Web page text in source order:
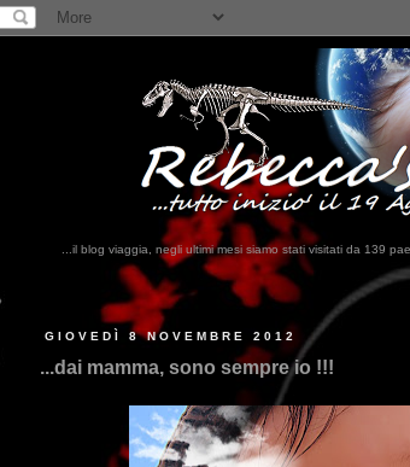
...il blog viaggia, negli ultimi mesi siamo stati visitati da 139
...qui trovate il nostro
GIOVEDÌ 8 NOVEMBRE 2012
...dai mamma, sono sempre io !!!